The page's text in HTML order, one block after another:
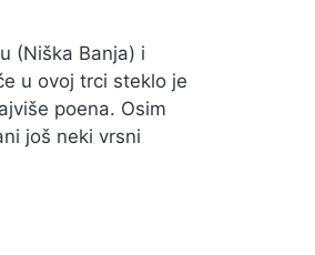
(Niška Banja) i
u ovoj trci steklo je
poena. Osim
još neki vrsni